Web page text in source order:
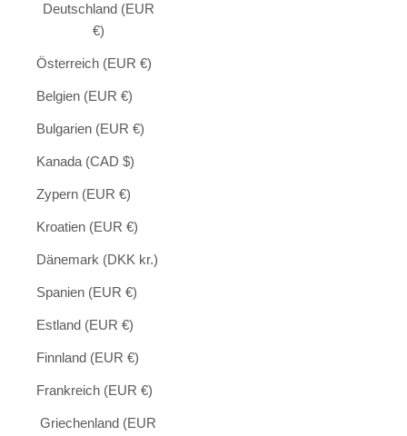
Deutschland (EUR
€)
Österreich (EUR €)
Belgien (EUR €)
Bulgarien (EUR €)
Kanada (CAD $)
Zypern (EUR €)
Kroatien (EUR €)
Dänemark (DKK kr.)
Spanien (EUR €)
Estland (EUR €)
Finnland (EUR €)
Frankreich (EUR €)
Griechenland (EUR